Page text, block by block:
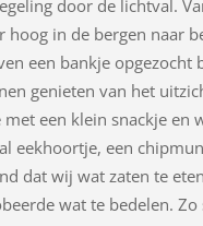
door de lichtval.
hoog in de bergen naar
een bankje opgezocht
genieten van het
met een klein snackje en
eekhoortje, een
dat wij wat zaten te
wat te bedelen. Zo